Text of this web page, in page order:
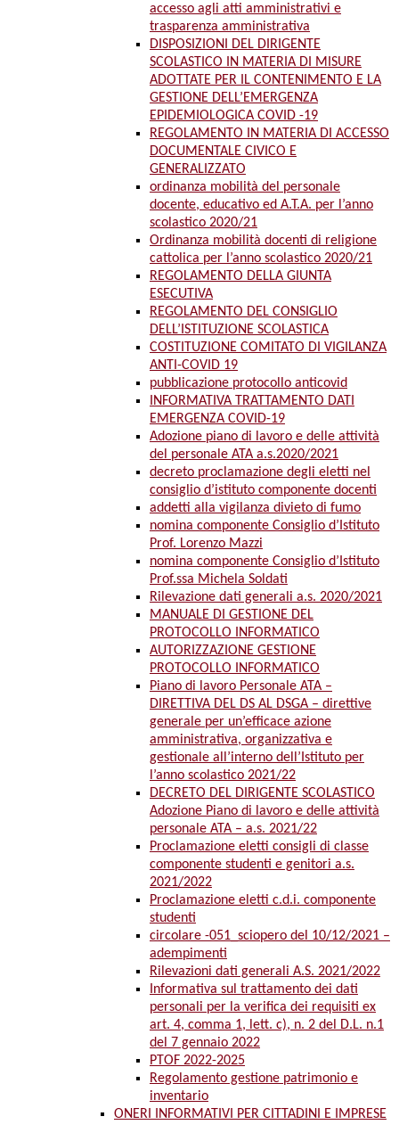
accesso agli atti amministrativi e
trasparenza amministrativa
DISPOSIZIONI DEL DIRIGENTE
SCOLASTICO IN MATERIA DI MISURE
ADOTTATE PER IL CONTENIMENTO E LA
GESTIONE DELL’EMERGENZA
EPIDEMIOLOGICA COVID -19
REGOLAMENTO IN MATERIA DI ACCESSO
DOCUMENTALE CIVICO E
GENERALIZZATO
ordinanza mobilità del personale
docente, educativo ed A.T.A. per l’anno
scolastico 2020/21
Ordinanza mobilità docenti di religione
cattolica per l’anno scolastico 2020/21
REGOLAMENTO DELLA GIUNTA
ESECUTIVA
REGOLAMENTO DEL CONSIGLIO
DELL’ISTITUZIONE SCOLASTICA
COSTITUZIONE COMITATO DI VIGILANZA
ANTI-COVID 19
pubblicazione protocollo anticovid
INFORMATIVA TRATTAMENTO DATI
EMERGENZA COVID-19
Adozione piano di lavoro e delle attività
del personale ATA a.s.2020/2021
decreto proclamazione degli eletti nel
consiglio d’istituto componente docenti
addetti alla vigilanza divieto di fumo
nomina componente Consiglio d’Istituto
Prof. Lorenzo Mazzi
nomina componente Consiglio d’Istituto
Prof.ssa Michela Soldati
Rilevazione dati generali a.s. 2020/2021
MANUALE DI GESTIONE DEL
PROTOCOLLO INFORMATICO
AUTORIZZAZIONE GESTIONE
PROTOCOLLO INFORMATICO
Piano di lavoro Personale ATA –
DIRETTIVA DEL DS AL DSGA – direttive
generale per un’efficace azione
amministrativa, organizzativa e
gestionale all’interno dell’Istituto per
l’anno scolastico 2021/22
DECRETO DEL DIRIGENTE SCOLASTICO
Adozione Piano di lavoro e delle attività
personale ATA – a.s. 2021/22
Proclamazione eletti consigli di classe
componente studenti e genitori a.s.
2021/2022
Proclamazione eletti c.d.i. componente
studenti
circolare -051_sciopero del 10/12/2021 –
adempimenti
Rilevazioni dati generali A.S. 2021/2022
Informativa sul trattamento dei dati
personali per la verifica dei requisiti ex
art. 4, comma 1, lett. c), n. 2 del D.L. n.1
del 7 gennaio 2022
PTOF 2022-2025
Regolamento gestione patrimonio e
inventario
ONERI INFORMATIVI PER CITTADINI E IMPRESE